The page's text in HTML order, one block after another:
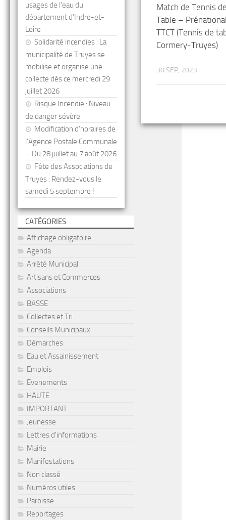
Match de Tennis
Table –
TTCT (Tennis de
Cormery-Truyes)
30 SEP, 2023
usages de l’eau du
département d’Indre-et-
Loire
Solidarité incendies : La
municipalité de Truyes se
mobilise et organise une
collecte dès ce mercredi 29
juillet 2026
Risque Incendie : Niveau
de danger sévère
Modification d’horaires de
l’Agence Postale Communale
– Du 28 juillet au 7 août 2026
Fête des Associations de
Truyes : Rendez-vous le
samedi 5 septembre !
CATÉGORIES
Affichage obligatoire
Agenda
Arrêté Municipal
Artisans et Commerces
Associations
BASSE
Collectes et Tri
Conseils Municipaux
Démarches
Eau et Assainissement
Emplois
Evenements
HAUTE
IMPORTANT
Jeunesse
Lettres d'informations
Mairie
Manifestations
Non classé
Numéros utiles
Paroisse
Reportages